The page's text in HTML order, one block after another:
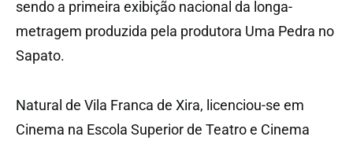
sendo a primeira exibição nacional da longa-
metragem produzida pela produtora Uma Pedra no
Sapato.
Natural de Vila Franca de Xira, licenciou-se em
Cinema na Escola Superior de Teatro e Cinema